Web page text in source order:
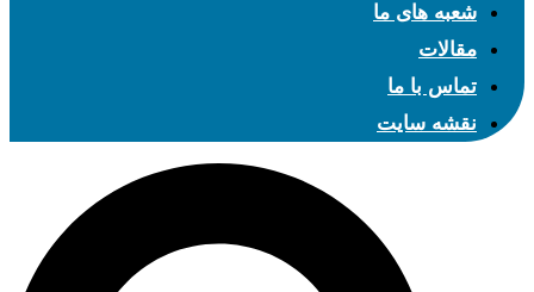
شعبه های ما
مقالات
تماس با ما
نقشه سایت